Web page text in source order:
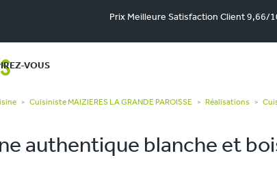
Prix Meilleure Satisfaction Client 9,66/
VOUS
> Cuisiniste MAIZIERES LA GRANDE PAROISSE > Réalisations >
authentique blanche et